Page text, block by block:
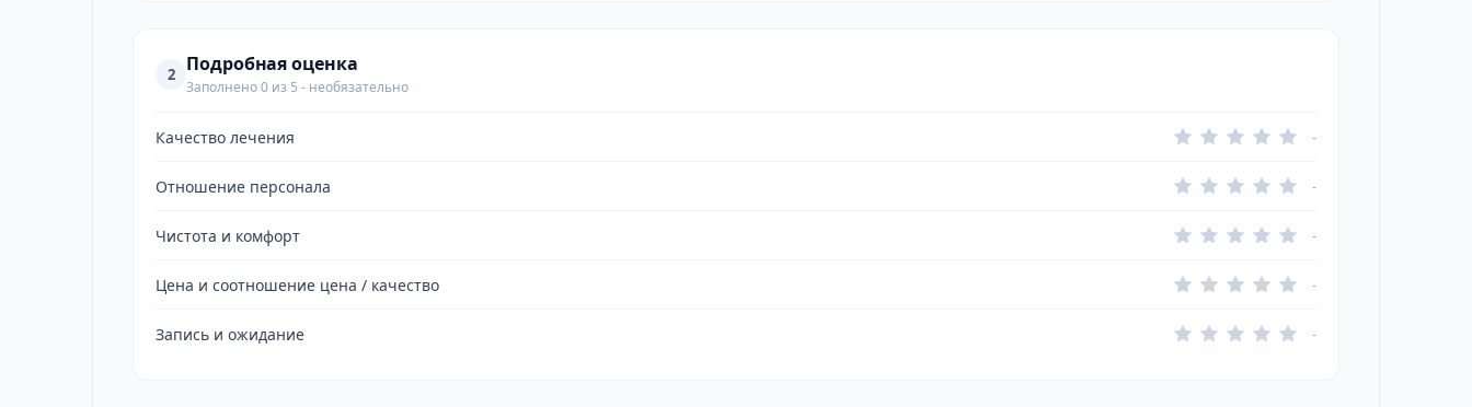
2 Подробная оценка
Заполнено 0 из 5 - необязательно
Качество лечения -
Отношение персонала -
Чистота и комфорт -
Цена и соотношение цена / качество -
Запись и ожидание -